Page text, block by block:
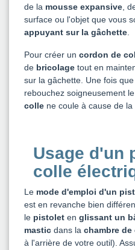
de la mousse expansive ,
surface ou l'objet que vous
appuyant sur la gâchette
Pour créer un cordon de
de bricolage tout en
sur la gâchette. Une fois
rebouchez soigneusement le
colle ne coule à cause de la
Usage d'un
colle
Le mode d'emploi d'un
est en revanche bien
le pistolet en glissant un
mastic dans la chambre
à l'arrière de votre outil).